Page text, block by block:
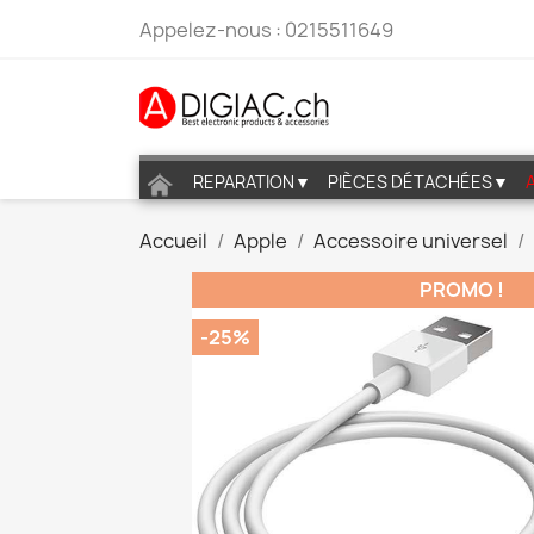
Appelez-nous : 0215511649
REPARATION▼ PIÈCES DÉTACHÉES▼
Accueil Apple
Accessoire universel
PROMO !
-25%